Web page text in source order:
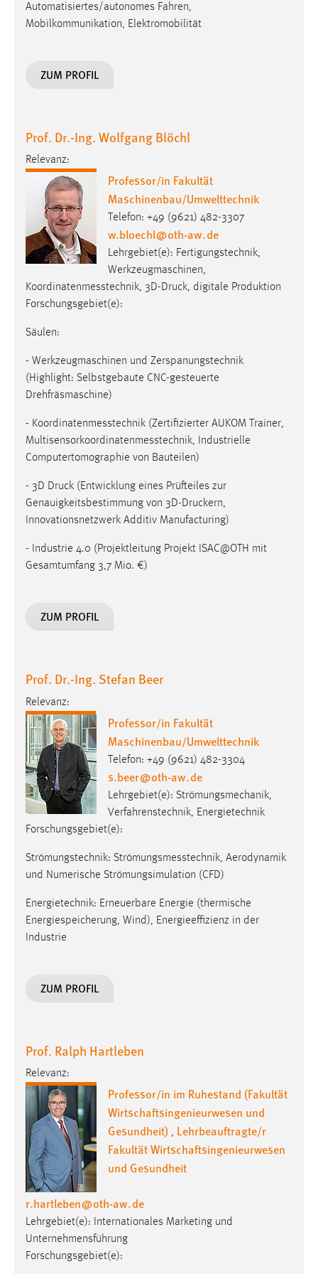
Automatisiertes/autonomes Fahren,
Mobilkommunikation, Elektromobilität
ZUM PROFIL
Prof. Dr.-Ing. Wolfgang Blöchl
Relevanz:
Professor/in Fakultät
Maschinenbau/Umwelttechnik
Telefon: +49 (9621) 482-3307
w.bloechl@oth-aw.de
Lehrgebiet(e): Fertigungstechnik,
Werkzeugmaschinen,
Koordinatenmesstechnik, 3D-Druck, digitale Produktion
Forschungsgebiet(e):
Säulen:
- Werkzeugmaschinen und Zerspanungstechnik
(Highlight: Selbstgebaute CNC-gesteuerte
Drehfräsmaschine)
- Koordinatenmesstechnik (Zertifizierter AUKOM Trainer,
Multisensorkoordinatenmesstechnik, Industrielle
Computertomographie von Bauteilen)
- 3D Druck (Entwicklung eines Prüfteiles zur
Genauigkeitsbestimmung von 3D-Druckern,
Innovationsnetzwerk Additiv Manufacturing)
- Industrie 4.0 (Projektleitung Projekt ISAC@OTH mit
Gesamtumfang 3,7 Mio. €)
ZUM PROFIL
Prof. Dr.-Ing. Stefan Beer
Relevanz:
Professor/in Fakultät
Maschinenbau/Umwelttechnik
Telefon: +49 (9621) 482-3304
s.beer@oth-aw.de
Lehrgebiet(e): Strömungsmechanik,
Verfahrenstechnik, Energietechnik
Forschungsgebiet(e):
Strömungstechnik: Strömungsmesstechnik, Aerodynamik
und Numerische Strömungsimulation (CFD)
Energietechnik: Erneuerbare Energie (thermische
Energiespeicherung, Wind), Energieeffizienz in der
Industrie
ZUM PROFIL
Prof. Ralph Hartleben
Relevanz:
Professor/in im Ruhestand (Fakultät
Wirtschaftsingenieurwesen und
Gesundheit) , Lehrbeauftragte/r
Fakultät Wirtschaftsingenieurwesen
und Gesundheit
r.hartleben@oth-aw.de
Lehrgebiet(e): Internationales Marketing und
Unternehmensführung
Forschungsgebiet(e):
30 Tage
Name:
Zweck:
Wird benötigt um die Chatfunktion nutzen zu können.
Cookie Laufzeit:
MibewSessionID, mibew-chat-frame-style-
5e9dbeb1811c0446 = Sitzungslaufzeit, mibew_locale = 3
Jahre, MIBEW_UserID = 1 Jahr
Login
Name:
fe_user, be_user, be_lastLoginProvider
Zweck:
einloggen zu können.
Cookie Laufzeit:
STATISTIK
Statistik Cookies erfassen Informationen anonym.
Diese Informationen helfen uns zu verstehen, wie
unsere Besucher unsere Website nutzen.
Matomo
Zweck:
Max. 13 Monate
MARKETING
Marketing Cookies werden von Drittanbietern
verwendet, um personalisierte Werbung anzuzeigen.
Sie tun dies, indem sie Besucher über Websites
hinweg verfolgen.
Name:
Anbieter:
Google Ireland Limited
Cookie Laufzeit:
Facebook Pixel
Name:
_fbp
Anbieter:
Facebook
Zweck:
Conversion-Tracking
Cookie Laufzeit:
3 Monate